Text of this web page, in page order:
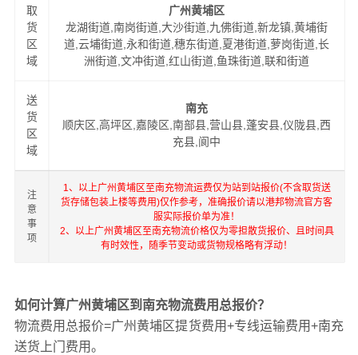
取
货
区
域
广州黄埔区
龙湖街道,南岗街道,大沙街道,九佛街道,新龙镇,黄埔街
道,云埔街道,永和街道,穗东街道,夏港街道,萝岗街道,长
洲街道,文冲街道,红山街道,鱼珠街道,联和街道
送
货
区
域
南充
顺庆区,高坪区,嘉陵区,南部县,营山县,蓬安县,仪陇县,西
充县,阆中
注
意
事
项
1、以上广州黄埔区至南充物流运费仅为站到站报价(不含取货送
货存储包装上楼等费用)仅作参考，准确报价请以港邦物流官方客
服实际报价单为准！
2、以上广州黄埔区至南充物流价格仅为零担散货报价、且时间具
有时效性，随季节变动或货物规格略有浮动！
如何计算广州黄埔区到南充物流费用总报价？
物流费用总报价=广州黄埔区提货费用+专线运输费用+南充
送货上门费用。